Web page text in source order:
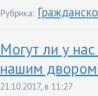
Рубрика:
Могут ли у
нашим
21.10.2017, в 11:27